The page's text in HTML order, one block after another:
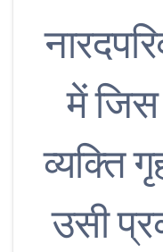
में जिस
व्यक्ति
उसी